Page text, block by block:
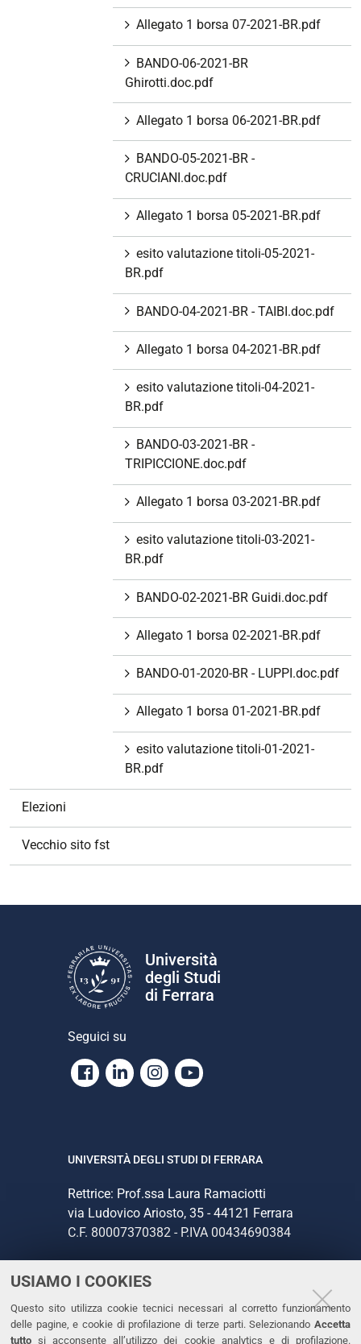
USIAMO I COOKIES
Questo sito utilizza cookie tecnici necessari al corretto funzionamento
delle pagine, e cookie di profilazione di terze parti. Selezionando Accetta
tutto si acconsente all’utilizzo dei cookie analytics e di profilazione.
Allegato 1 borsa 07-2021-BR.pdf
BANDO-06-2021-BR
Ghirotti.doc.pdf
Allegato 1 borsa 06-2021-BR.pdf
BANDO-05-2021-BR -
CRUCIANI.doc.pdf
Allegato 1 borsa 05-2021-BR.pdf
esito valutazione titoli-05-2021-
BR.pdf
BANDO-04-2021-BR - TAIBI.doc.pdf
Allegato 1 borsa 04-2021-BR.pdf
esito valutazione titoli-04-2021-
BR.pdf
BANDO-03-2021-BR -
TRIPICCIONE.doc.pdf
Allegato 1 borsa 03-2021-BR.pdf
esito valutazione titoli-03-2021-
BR.pdf
BANDO-02-2021-BR Guidi.doc.pdf
Allegato 1 borsa 02-2021-BR.pdf
BANDO-01-2020-BR - LUPPI.doc.pdf
Allegato 1 borsa 01-2021-BR.pdf
esito valutazione titoli-01-2021-
BR.pdf
Elezioni
Vecchio sito fst
Università
degli Studi
di Ferrara
Seguici su
Facebook
LinkedinInstagram
Youtube
UNIVERSITÀ DEGLI STUDI DI FERRARA
Rettrice: Prof.ssa Laura Ramaciotti
via Ludovico Ariosto, 35 - 44121 Ferrara
C.F. 80007370382 - P.IVA 00434690384
CONTATTI
Tel. +39 0532 293111
Fax. +39 0532 293031